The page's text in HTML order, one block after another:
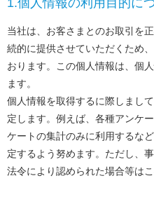
当社は、お客さまとのお取引を
続的に提供させていただくため
おります。この個人情報は、個
ます。
個人情報を取得するに際しまし
定します。例えば、各種アンケ
ケートの集計のみに利用するな
定するよう努めます。ただし、
法令により認められた場合等は